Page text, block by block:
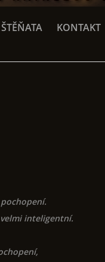
ŠTĚŇATA KONTAKT
inteligentní.